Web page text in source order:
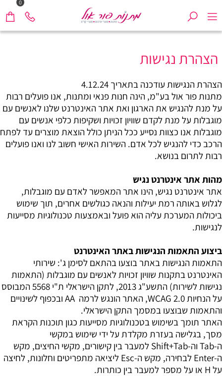
0
הצהרת נגישות
הצהרת הנגישות עודכנה בתאריך 4.12.24
מתנות פור אול בע"מ, הינה חנות פנאי ומתנות, אנו פועלים רבות
על מנת להנגיש את הארגון ואת אתר האינטרנט שלנו לאנשים עם
מוגבלות על מנת לקדם שוויון זכויות ושקיפות כלפי אנשים עם
מוגבלות אנו כצוות נסייע ככל הניתן כולל הוצאת מוצרים עד לפתח
הרכב כדי להנגיש לכל אדם. השירות האישי חשוב לנו ואנו פועלים
רבות לתרום בנושא.
מהות אתר אינטרנט נגיש
אתר אינטרנט נגיש, הינו אתר המאפשר לאדם עם מוגבלות,
לגלוש באותה רמת יעילות והנאה כגולשים אחרים, תוך שימוש
ביכולות המערכת עליה הוא פועל ובאמצעות טכנולוגיות מסייעות
לנגישות.
ביצוע התאמות הנגישות באתר האינטרנט
התאמות הנגישות באתר בוצעו בהתאם לסימן ג': שירותי
האינטרנט בתקנות שוויון זכויות לאנשים עם מוגבלות (התאמות
נגישות לשירות) התשע"ג 2013, לתקן הישראלי ת"י 5568 המבוסס
על הנחיותWCAG 2.0, האתר הונגש לרמה AA ובכפוף לשינויים
והתאמות שבוצעו במסמך התקן הישראלי.
האתר תומך בשימוש בטכנולוגיות מסייעות כגון תוכנות הקראת
מסך, בגלישה בעזרת מקלדת על ידי שימוש במקשי
ה-Tab וה-Shift+Tab למעבר בין קישורים, מקשי החיצים, מקש
ה-Enter לבחירה, מקש ה-Esc ליציאה מתפריטים וחלונות, לחיצה
על H או על מספר למעבר בין כותרות.